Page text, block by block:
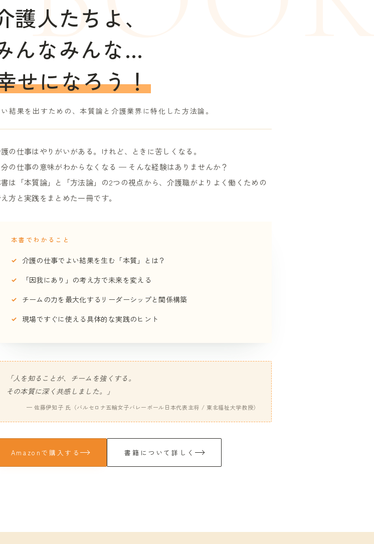
護人たちよ、
んなみんな…
せになろう！
い結果を出すための、本質論と介護業界に特化した方法論。
の仕事はやりがいがある。けれど、ときに苦しくなる。
分の仕事の意味がわからなくなる — そんな経験はありませんか？
は「本質論」と「方法論」の2つの視点から、介護職がよりよく働くための
方と実践をまとめた一冊です。
本書でわかること
介護の仕事でよい結果を生む「本質」とは？
「因我にあり」の考え方で未来を変える
チームの力を最大化するリーダーシップと関係構築
現場ですぐに使える具体的な実践のヒント
「人を知ることが、チームを強くする。
その本質に深く共感しました。」
— 佐藤伊知子 氏（バルセロナ五輪女子バレーボール日本代表主将 / 東北福祉大学教授）
Amazonで購入する 書籍について詳しく